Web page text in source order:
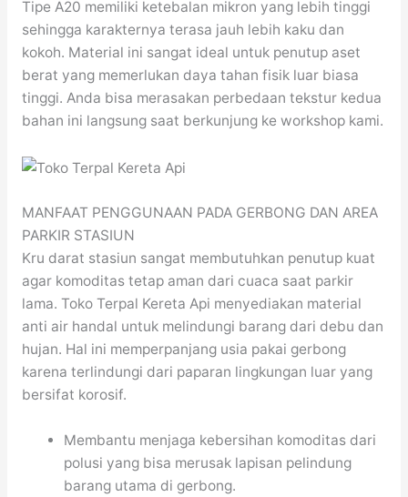
Tipe A20 memiliki ketebalan mikron yang lebih tinggi
sehingga karakternya terasa jauh lebih kaku dan
kokoh. Material ini sangat ideal untuk penutup aset
berat yang memerlukan daya tahan fisik luar biasa
tinggi. Anda bisa merasakan perbedaan tekstur kedua
bahan ini langsung saat berkunjung ke workshop kami.
MANFAAT PENGGUNAAN PADA GERBONG DAN AREA
PARKIR STASIUN
Kru darat stasiun sangat membutuhkan penutup kuat
agar komoditas tetap aman dari cuaca saat parkir
lama. Toko Terpal Kereta Api menyediakan material
anti air handal untuk melindungi barang dari debu dan
hujan. Hal ini memperpanjang usia pakai gerbong
karena terlindungi dari paparan lingkungan luar yang
bersifat korosif.
Membantu menjaga kebersihan komoditas dari
polusi yang bisa merusak lapisan pelindung
barang utama di gerbong.